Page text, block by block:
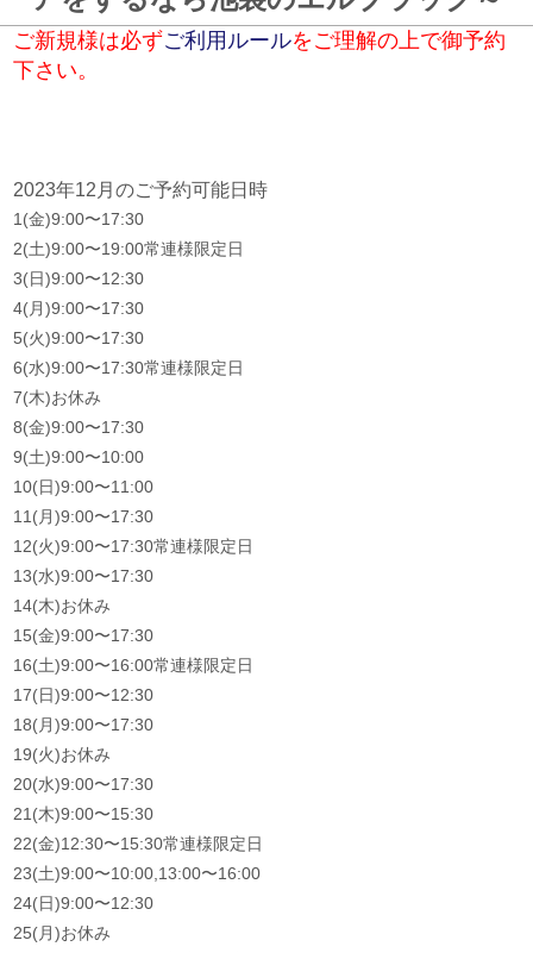
ご新規様は必ずご利用ルールをご理解の上で御予約
下さい。
2023年12月のご予約可能日時
1(金)9:00〜17:30
2(土)9:00〜19:00常連様限定日
3(日)9:00〜12:30
4(月)9:00〜17:30
5(火)9:00〜17:30
6(水)9:00〜17:30常連様限定日
7(木)お休み
8(金)9:00〜17:30
9(土)9:00〜10:00
10(日)9:00〜11:00
11(月)9:00〜17:30
12(火)9:00〜17:30常連様限定日
13(水)9:00〜17:30
14(木)お休み
15(金)9:00〜17:30
16(土)9:00〜16:00常連様限定日
17(日)9:00〜12:30
18(月)9:00〜17:30
19(火)お休み
20(水)9:00〜17:30
21(木)9:00〜15:30
22(金)12:30〜15:30常連様限定日
23(土)9:00〜10:00,13:00〜16:00
24(日)9:00〜12:30
25(月)お休み